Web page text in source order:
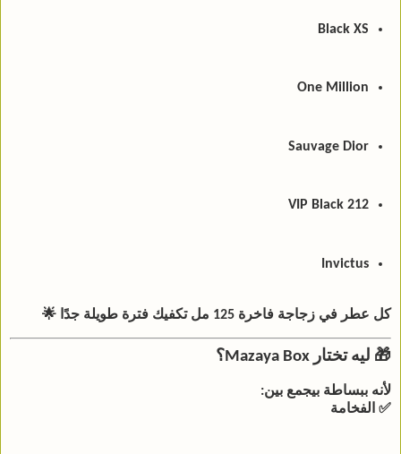
Black XS
One Million
Sauvage Dior
212 VIP Black
Invictus
كل عطر في زجاجة فاخرة 125 مل تكفيك فترة طويلة جدًا 🌟
🎁 ليه تختار Mazaya Box؟
لأنه ببساطة بيجمع بين:
✅ الفخامة